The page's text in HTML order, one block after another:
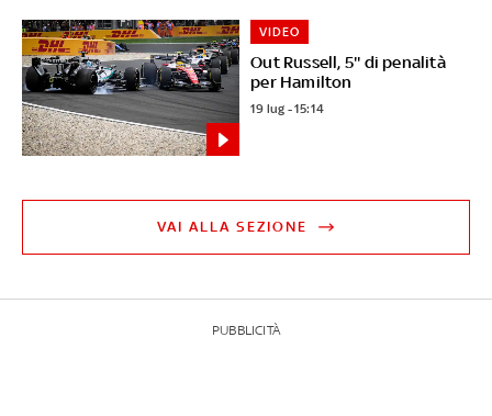
Out Russell, 5'' di penalità
per Hamilton
VIDEO
19 lug - 15:14
VAI ALLA SEZIONE
PUBBLICITÀ